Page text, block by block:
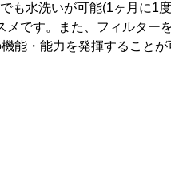
も水洗いが可能(1ヶ月に1
です。また、フィルター
能・能力を発揮することが